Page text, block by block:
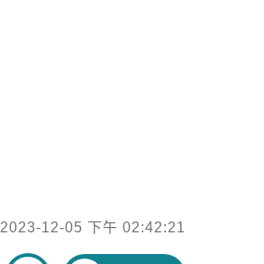
2023-12-05 下午 02:42:21